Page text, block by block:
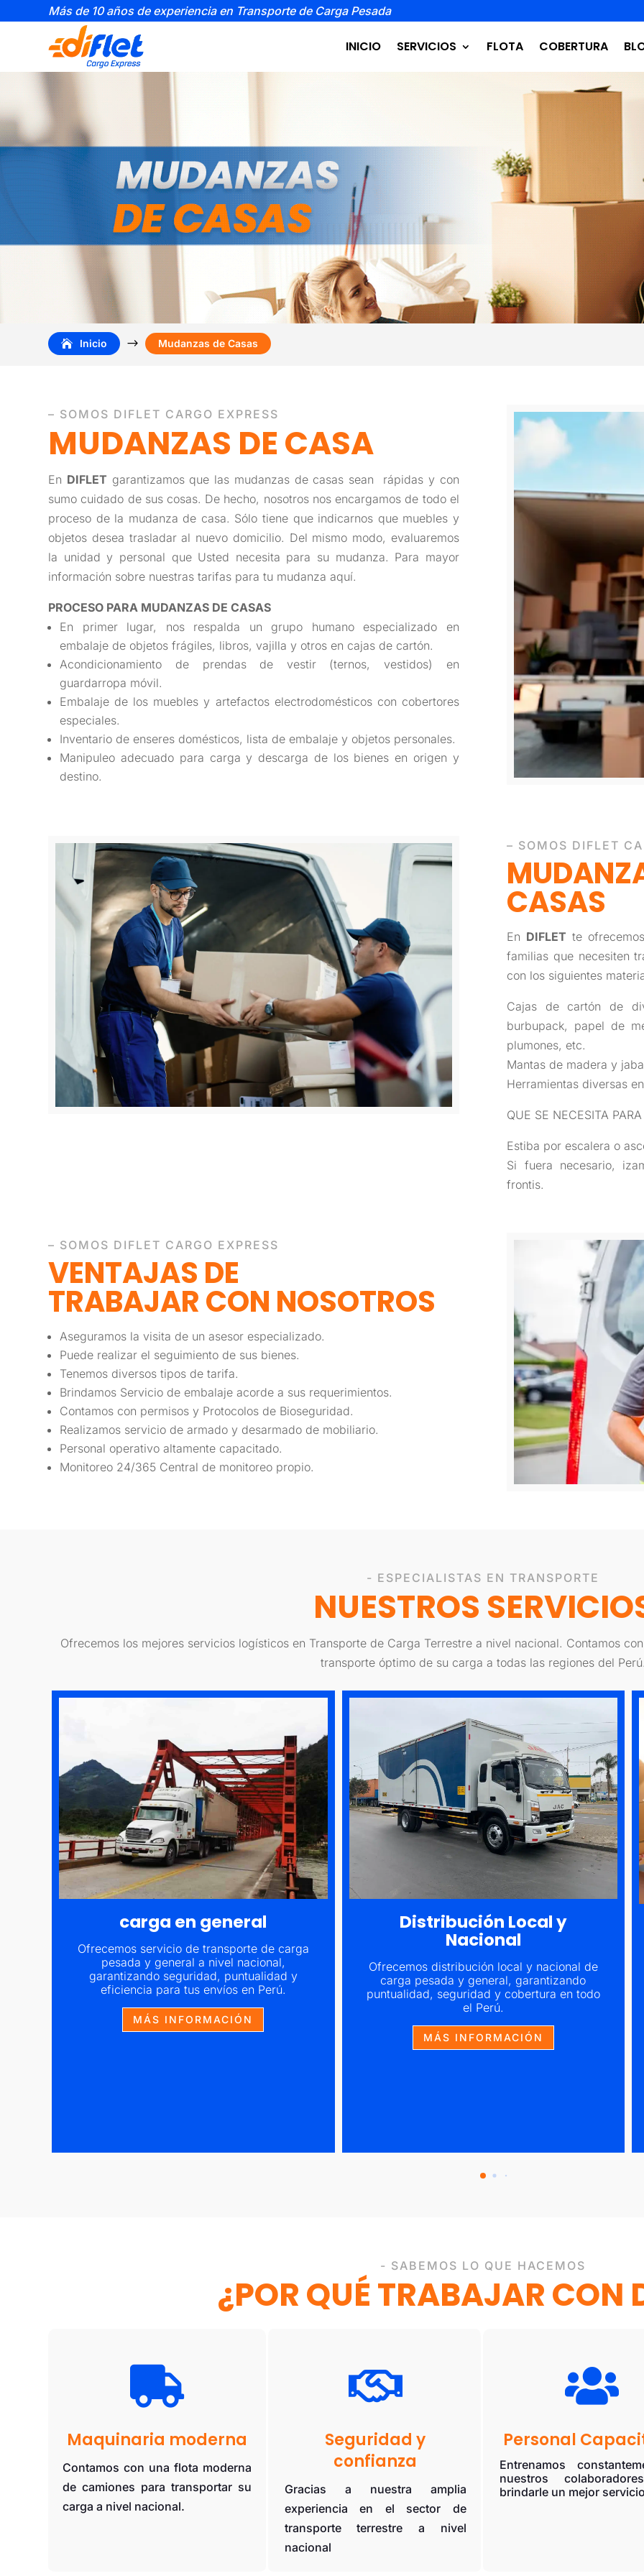
Más de 10 años de experiencia en Transporte de Carga Pesada
INICIO SERVICIOS FLOTA COBERTURA
Inicio $ Mudanzas de Casas
– SOMOS DIFLET CARGO EXPRESS
MUDANZAS DE CASA
En DIFLET garantizamos que las mudanzas de casas sean rápidas y con
sumo cuidado de sus cosas. De hecho, nosotros nos encargamos de todo el
proceso de la mudanza de casa. Sólo tiene que indicarnos que muebles y
objetos desea trasladar al nuevo domicilio. Del mismo modo, evaluaremos
la unidad y personal que Usted necesita para su mudanza. Para mayor
información sobre nuestras tarifas para tu mudanza aquí.
PROCESO PARA MUDANZAS DE CASAS
En primer lugar, nos respalda un grupo humano especializado en
embalaje de objetos frágiles, libros, vajilla y otros en cajas de cartón.
Acondicionamiento de prendas de vestir (ternos, vestidos) en
guardarropa móvil.
Embalaje de los muebles y artefactos electrodomésticos con cobertores
especiales.
Inventario de enseres domésticos, lista de embalaje y objetos personales.
Manipuleo adecuado para carga y descarga de los bienes en origen y
destino.
– SOMOS DIFLET
CASAS
En DIFLET te
familias que necesiten
con los siguientes
Cajas de cartón de
burbupack, papel de
plumones, etc.
Mantas de madera y
Herramientas diversas
QUE SE NECESITA
Estiba por escalera o
Si fuera necesario,
frontis.
– SOMOS DIFLET CARGO EXPRESS
VENTAJAS DE
TRABAJARCON NOSOTROS
Aseguramos la visita de un asesor especializado.
Puede realizar el seguimiento de sus bienes.
Tenemos diversos tipos de tarifa.
Brindamos Servicio de embalaje acorde a sus requerimientos.
Contamos con permisos y Protocolos de Bioseguridad.
Realizamos servicio de armado y desarmado de mobiliario.
Personal operativo altamente capacitado.
Monitoreo 24/365 Central de monitoreo propio.
- ESPECIALISTAS EN TRANSPORTE
NUESTROS
Ofrecemos los mejores servicios logísticos en Transporte de Carga Terrestre a nivel nacional. Contamos
transporte óptimo de su carga a todas las regiones del
carga en general
Ofrecemos servicio de transporte de carga
pesada y general a nivel nacional,
garantizando seguridad, puntualidad y
eficiencia para tus envíos en Perú.
MÁS INFORMACIÓN
Distribución Local y
Nacional
Ofrecemos distribución local y nacional de
carga pesada y general, garantizando
puntualidad, seguridad y cobertura en todo
el Perú.
MÁS INFORMACIÓN
- SABEMOS LO QUE HACEMOS
¿POR QUÉ TRABAJAR CON

Maquinaria moderna
Contamos con una flota moderna
de camiones para transportar su
carga a nivel nacional.

Seguridad y
confianza
Gracias a nuestra amplia
experiencia en el sector de
transporte terrestre a nivel
nacional

Personal
Entrenamos
nuestros
brindarle un mejor